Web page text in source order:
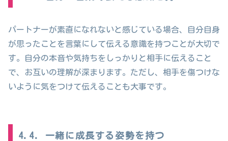
パートナーが素直になれないと感じている場合、自分自身
が思ったことを言葉にして伝える意識を持つことが大切で
す。自分の本音や気持ちをしっかりと相手に伝えること
で、お互いの理解が深まります。ただし、相手を傷つけな
いように気をつけて伝えることも大事です。
4.4. 一緒に成長する姿勢を持つ